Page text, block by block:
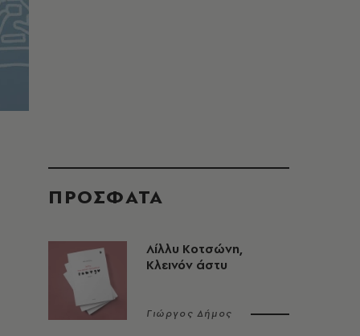
ΠΡΟΣΦΑΤΑ
Λίλλυ Κοτσώνη,
Κλεινόν άστυ
Γιώργος Δήμος